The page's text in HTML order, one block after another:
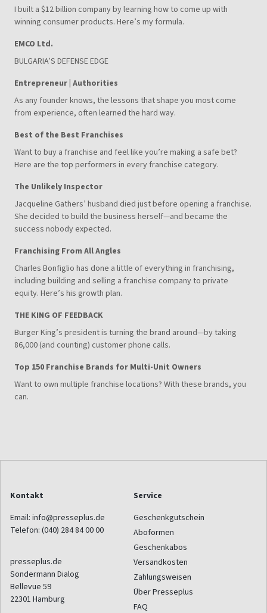
I built a $12 billion company by learning how to come up with
winning consumer products. Here’s my formula.
EMCO Ltd.
BULGARIA’S DEFENSE EDGE
Entrepreneur | Authorities
As any founder knows, the lessons that shape you most come
from experience, often learned the hard way.
Best of the Best Franchises
Want to buy a franchise and feel like you’re making a safe bet?
Here are the top performers in every franchise category.
The Unlikely Inspector
Jacqueline Gathers’ husband died just before opening a franchise.
She decided to build the business herself—and became the
success nobody expected.
Franchising From All Angles
Charles Bonfiglio has done a little of everything in franchising,
including building and selling a franchise company to private
equity. Here’s his growth plan.
THE KING OF FEEDBACK
Burger King’s president is turning the brand around—by taking
86,000 (and counting) customer phone calls.
Top 150 Franchise Brands for Multi-Unit Owners
Want to own multiple franchise locations? With these brands, you
can.
Kontakt
Email: info@presseplus.de
Telefon: (040) 284 84 00 00
presseplus.de
Sondermann Dialog
Bellevue 59
22301 Hamburg
Service
Geschenkgutschein
Aboformen
Geschenkabos
Versandkosten
Zahlungsweisen
Über Presseplus
FAQ